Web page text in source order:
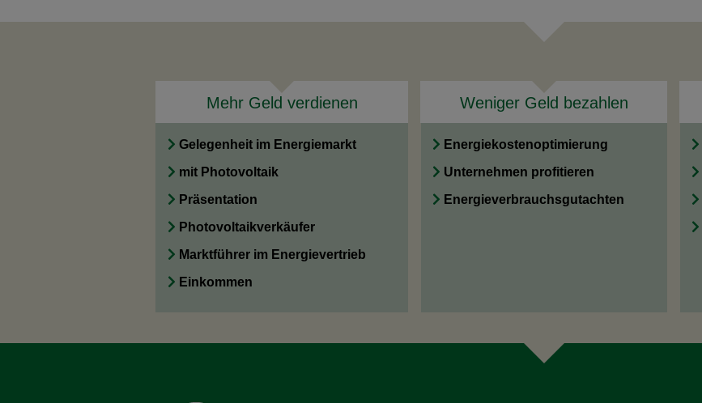
Mehr Geld verdienen
Gelegenheit im Energiemarkt
mit Photovoltaik
Präsentation
Photovoltaikverkäufer
Marktführer im Energievertrieb
Einkommen
Weniger Geld bezahlen
Energiekostenoptimierung
Unternehmen profitieren
Energieverbrauchsgutachten